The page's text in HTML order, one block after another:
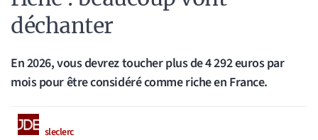
déchanter
En 2026, vous devrez toucher plus de 4 292 euros par
mois pour être considéré comme riche en France.
sleclerc